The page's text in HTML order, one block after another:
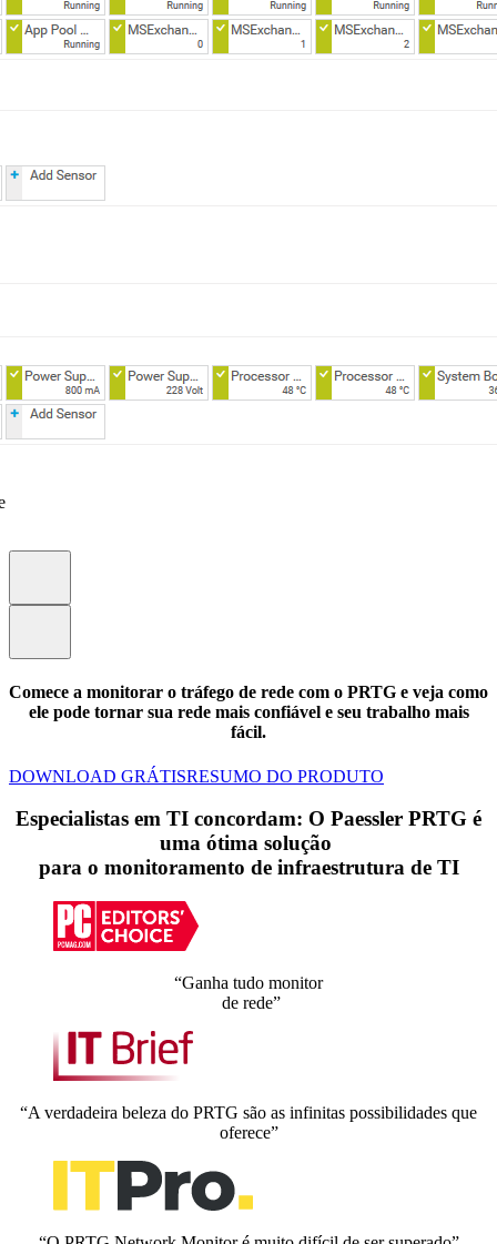
Comece a monitorar o tráfego de rede com o PRTG e veja como
ele pode tornar sua rede mais confiável e seu trabalho mais
fácil.
DOWNLOAD GRÁTISRESUMO DO PRODUTO
Especialistas em TI concordam: O Paessler PRTG é
uma ótima solução
para o monitoramento de infraestrutura de TI
“Ganha tudo monitor
de rede”
“A verdadeira beleza do PRTG são as infinitas possibilidades que
oferece”